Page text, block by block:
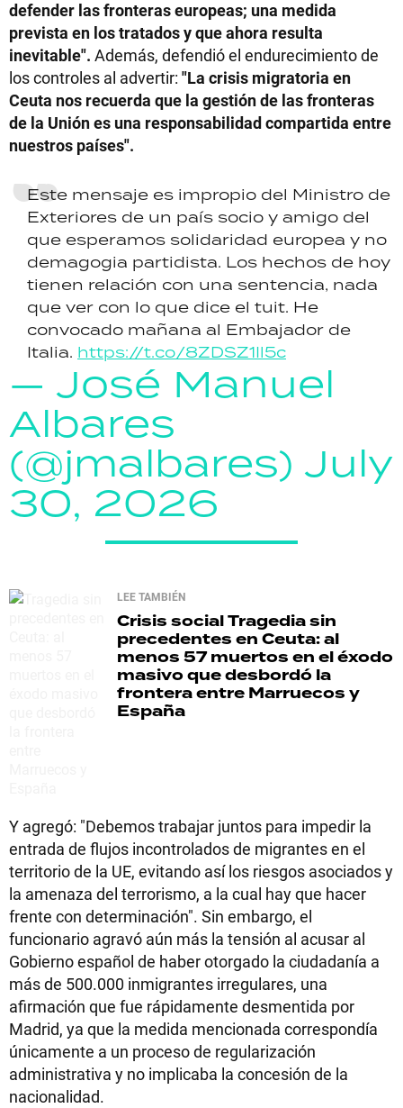
defender las fronteras europeas; una medida
prevista en los tratados y que ahora resulta
inevitable". Además, defendió el endurecimiento de
los controles al advertir: "La crisis migratoria en
Ceuta nos recuerda que la gestión de las fronteras
de la Unión es una responsabilidad compartida entre
nuestros países".
Este mensaje es impropio del Ministro de
Exteriores de un país socio y amigo del
que esperamos solidaridad europea y no
demagogia partidista. Los hechos de hoy
tienen relación con una sentencia, nada
que ver con lo que dice el tuit. He
convocado mañana al Embajador de
Italia. https://t.co/8ZDSZ1Il5c
— José Manuel
Albares
(@jmalbares) July
30, 2026
LEE TAMBIÉN
Crisis socialTragedia sin
precedentes en Ceuta: al
menos 57 muertos en el éxodo
masivo que desbordó la
frontera entre Marruecos y
España
Y agregó: "Debemos trabajar juntos para impedir la
entrada de flujos incontrolados de migrantes en el
territorio de la UE, evitando así los riesgos asociados y
la amenaza del terrorismo, a la cual hay que hacer
frente con determinación". Sin embargo, el
funcionario agravó aún más la tensión al acusar al
Gobierno español de haber otorgado la ciudadanía a
más de 500.000 inmigrantes irregulares, una
afirmación que fue rápidamente desmentida por
Madrid, ya que la medida mencionada correspondía
únicamente a un proceso de regularización
administrativa y no implicaba la concesión de la
nacionalidad.